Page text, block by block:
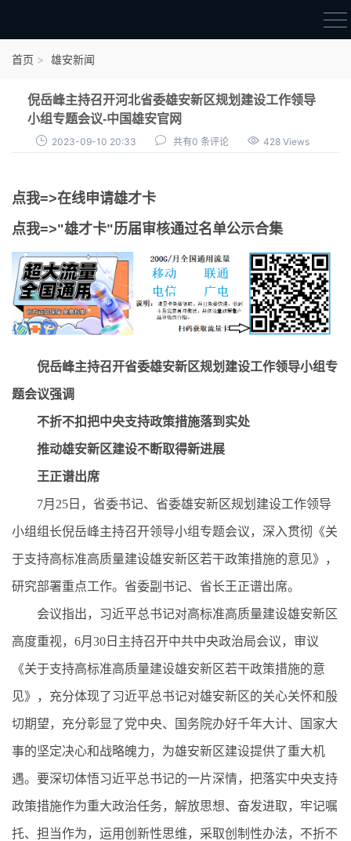
点我申领雄才卡
审核通过公示
首页 雄安新闻
倪岳峰主持召开河北省委雄安新区规划建设工作领导
小组专题会议-中国雄安官网
2023-09-10 20:33 共有0 条评论 428 Views
点我=>在线申请雄才卡
点我=>"雄才卡"历届审核通过名单公示合集
倪岳峰主持召开省委雄安新区规划建设工作领导小组专
题会议强调
不折不扣把中央支持政策措施落到实处
推动雄安新区建设不断取得新进展
王正谱出席
7月25日，省委书记、省委雄安新区规划建设工作领导
小组组长倪岳峰主持召开领导小组专题会议，深入贯彻《关
于支持高标准高质量建设雄安新区若干政策措施的意见》，
研究部署重点工作。省委副书记、省长王正谱出席。
会议指出，习近平总书记对高标准高质量建设雄安新区
高度重视，6月30日主持召开中共中央政治局会议，审议
《关于支持高标准高质量建设雄安新区若干政策措施的意
见》，充分体现了习近平总书记对雄安新区的关心关怀和殷
切期望，充分彰显了党中央、国务院办好千年大计、国家大
事的坚定决心和战略魄力，为雄安新区建设提供了重大机
遇。要深切体悟习近平总书记的一片深情，把落实中央支持
政策措施作为重大政治任务，解放思想、奋发进取，牢记嘱
托、担当作为，运用创新性思维，采取创制性办法，不折不